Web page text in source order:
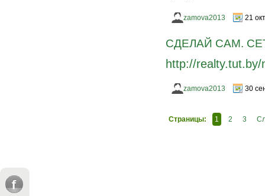
zamova2013 21
СДЕЛАЙ САМ.
http://
zamova2013 30
Страницы: 1 2 3